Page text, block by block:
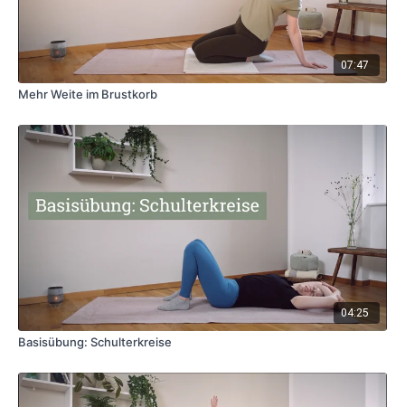
07:47
Mehr Weite im Brustkorb
04:25
Basisübung: Schulterkreise